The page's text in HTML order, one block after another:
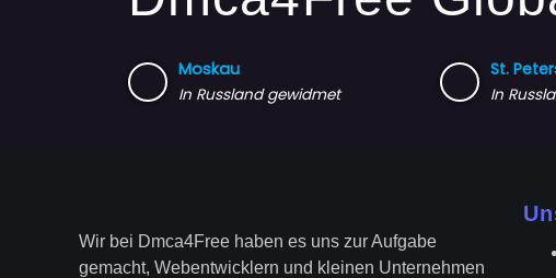
Moskau
In Russland gewidmet
St.
In
Wir bei Dmca4Free haben es uns zur Aufgabe
gemacht, Webentwicklern und kleinen Unternehmen